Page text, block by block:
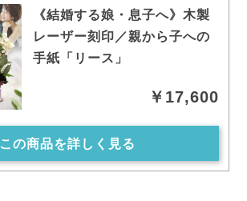
《結婚する娘・息子へ》木製
レーザー刻印／親から子への
手紙「リース」
￥17,600
この商品を詳しく見る